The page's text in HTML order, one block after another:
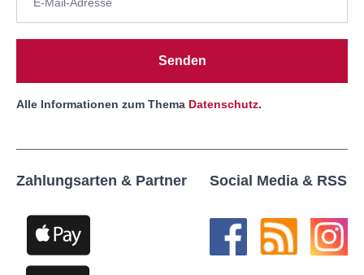
Senden
Alle Informationen zum Thema Datenschutz.
Zahlungsarten & Partner Social Media & RSS